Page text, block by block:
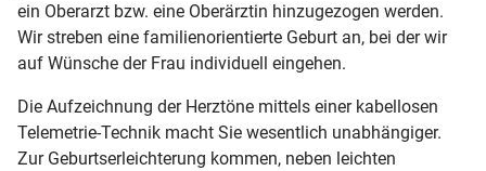
ein Oberarzt bzw. eine Oberärztin hinzugezogen werden.
Wir streben eine familienorientierte Geburt an, bei der wir
auf Wünsche der Frau individuell eingehen.
Die Aufzeichnung der Herztöne mittels einer kabellosen
Telemetrie-Technik macht Sie wesentlich unabhängiger.
Zur Geburtserleichterung kommen, neben leichten